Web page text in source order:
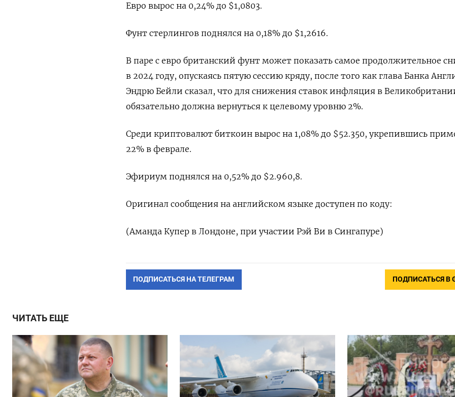
Евро вырос на 0,24% до $1,0803​.
Фунт стерлингов поднялся на 0,18% до $1,2616​.
В паре с евро британский фунт может показать самое продолжительное
в 2024 году, опускаясь пятую сессию кряду, после того как глава Банка
Эндрю Бейли сказал, что для снижения ставок инфляция в
обязательно должна вернуться к целевому уровню 2%.
Среди криптовалют биткоин вырос на 1,08% до $52.350, укрепившись
22% в феврале.
Эфириум поднялся на 0,52% до $2.960,8.
Оригинал сообщения на английском языке доступен по коду:
(Аманда Купер в Лондоне, при участии Рэй Ви в Сингапуре)
ПОДПИСАТЬСЯ НА ТЕЛЕГРАМ ПОДПИСАТЬСЯ В
ЧИТАТЬ ЕЩЕ